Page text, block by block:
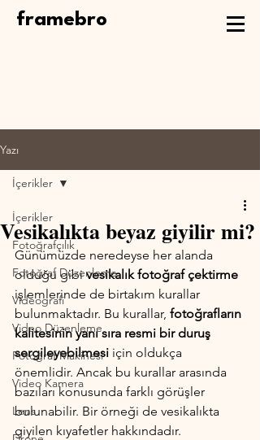
framebro
Yazı
İçerikler
Fotoğrafçılık
Fotoğraf Düzenleme
Videografi
Video Düzenleme
Fotoğraf Makinesi
Video Kamera
Lens
İçerikler
Vesikalıkta beyaz giyilir mi?
Günümüzde neredeyse her alanda
olduğu gibi vesikalık fotoğraf çektirme
işlemlerinde de birtakım kurallar
bulunmaktadır. Bu kurallar, fotoğrafların
kalitesinin yanı sıra resmi bir duruş
sergileyebilmesi için oldukça
önemlidir. Ancak bu kurallar arasında
bazıları konusunda farklı görüşler
bulunabilir. Bir örneği de vesikalıkta
giyilen kıyafetler hakkındadır.